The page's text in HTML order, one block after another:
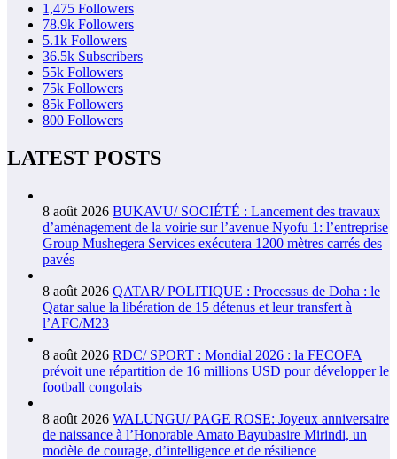
1,475 Followers
78.9k Followers
5.1k Followers
36.5k Subscribers
55k Followers
75k Followers
85k Followers
800 Followers
LATEST POSTS
8 août 2026 BUKAVU/ SOCIÉTÉ : Lancement des travaux
d’aménagement de la voirie sur l’avenue Nyofu 1: l’entreprise
Group Mushegera Services exécutera 1200 mètres carrés des
pavés
8 août 2026 QATAR/ POLITIQUE : Processus de Doha : le
Qatar salue la libération de 15 détenus et leur transfert à
l’AFC/M23
8 août 2026 RDC/ SPORT : Mondial 2026 : la FECOFA
prévoit une répartition de 16 millions USD pour développer le
football congolais
8 août 2026 WALUNGU/ PAGE ROSE: Joyeux anniversaire
de naissance à l’Honorable Amato Bayubasire Mirindi, un
modèle de courage, d’intelligence et de résilience